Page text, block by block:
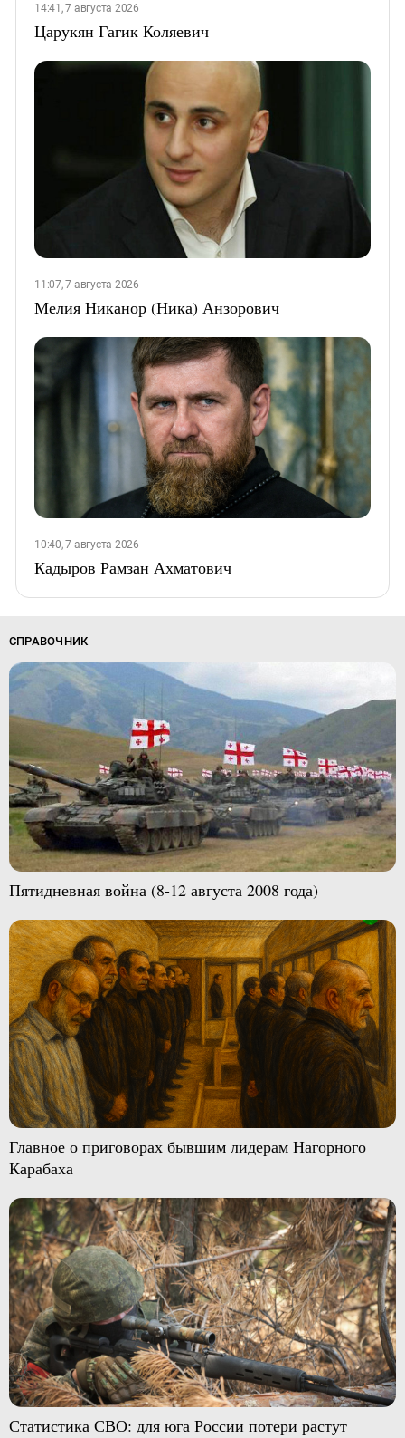
14:41, 7 августа 2026
Царукян Гагик Коляевич
11:07, 7 августа 2026
Мелия Никанор (Ника) Анзорович
10:40, 7 августа 2026
Кадыров Рамзан Ахматович
СПРАВОЧНИК
Пятидневная война (8-12 августа 2008 года)
Главное о приговорах бывшим лидерам Нагорного
Карабаха
Статистика СВО: для юга России потери растут